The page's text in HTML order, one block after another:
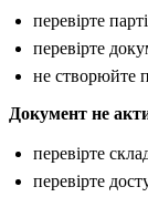
перевірте
перевірте
не створюйте
Документ не
перевірте
перевірте